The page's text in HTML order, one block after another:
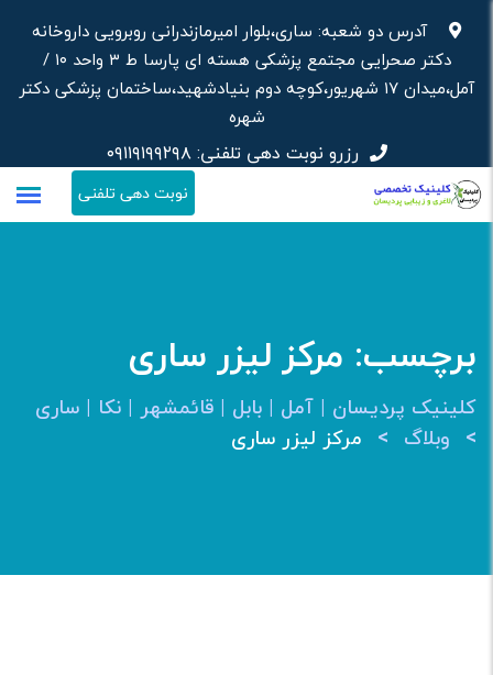
محتوا
آدرس دو شعبه: ساری،بلوار امیرمازندرانی روبرویی داروخانه‌
دکتر صحرایی مجتمع پزشکی هسته ای پارسا ط ۳ واحد ۱۰ /
آمل،میدان ۱۷ شهریور،کوچه دوم بنیادشهید،ساختمان پزشکی دکتر
شهره
رزرو نوبت دهی تلفنی:۰۹۱۱۹۱۹۹۲۹۸
نوبت دهی تلفنی
برچسب: مرکز لیزر ساری
کلینیک پردیسان | آمل | بابل | قائمشهر | نکا | ساری
> وبلاگ > مرکز لیزر ساری